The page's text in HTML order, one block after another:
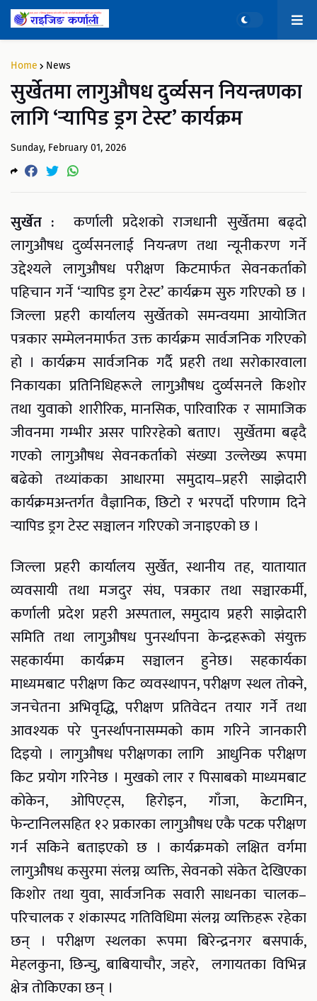
Home News
सुर्खेतमा लागुऔषध दुर्व्यसन नियन्त्रणका
लागि ‘र्‍यापिड ड्रग टेस्ट’ कार्यक्रम
Sunday, February 01, 2026
सुर्खेत : कर्णाली प्रदेशको राजधानी सुर्खेतमा बढ्दो
लागुऔषध दुर्व्यसनलाई नियन्त्रण तथा न्यूनीकरण गर्ने
उद्देश्यले लागुऔषध परीक्षण किटमार्फत सेवनकर्ताको
पहिचान गर्ने ‘र्‍यापिड ड्रग टेस्ट’ कार्यक्रम सुरु गरिएको छ ।
जिल्ला प्रहरी कार्यालय सुर्खेतको समन्वयमा आयोजित
पत्रकार सम्मेलनमार्फत उक्त कार्यक्रम सार्वजनिक गरिएको
हो । कार्यक्रम सार्वजनिक गर्दै प्रहरी तथा सरोकारवाला
निकायका प्रतिनिधिहरूले लागुऔषध दुर्व्यसनले किशोर
तथा युवाको शारीरिक, मानसिक, पारिवारिक र सामाजिक
जीवनमा गम्भीर असर पारिरहेको बताए। सुर्खेतमा बढ्दै
गएको लागुऔषध सेवनकर्ताको संख्या उल्लेख्य रूपमा
बढेको तथ्यांकका आधारमा समुदाय–प्रहरी साझेदारी
कार्यक्रमअन्तर्गत वैज्ञानिक, छिटो र भरपर्दो परिणाम दिने
र्‍यापिड ड्रग टेस्ट सञ्चालन गरिएको जनाइएको छ ।
जिल्ला प्रहरी कार्यालय सुर्खेत, स्थानीय तह, यातायात
व्यवसायी तथा मजदुर संघ, पत्रकार तथा सञ्चारकर्मी,
कर्णाली प्रदेश प्रहरी अस्पताल, समुदाय प्रहरी साझेदारी
समिति तथा लागुऔषध पुनर्स्थापना केन्द्रहरूको संयुक्त
सहकार्यमा कार्यक्रम सञ्चालन हुनेछ। सहकार्यका
माध्यमबाट परीक्षण किट व्यवस्थापन, परीक्षण स्थल तोक्ने,
जनचेतना अभिवृद्धि, परीक्षण प्रतिवेदन तयार गर्ने तथा
आवश्यक परे पुनर्स्थापनासम्मको काम गरिने जानकारी
दिइयो । लागुऔषध परीक्षणका लागि आधुनिक परीक्षण
किट प्रयोग गरिनेछ । मुखको लार र पिसाबको माध्यमबाट
कोकेन, ओपिएट्स, हिरोइन, गाँजा, केटामिन,
फेन्टानिलसहित १२ प्रकारका लागुऔषध एकै पटक परीक्षण
गर्न सकिने बताइएको छ । कार्यक्रमको लक्षित वर्गमा
लागुऔषध कसुरमा संलग्न व्यक्ति, सेवनको संकेत देखिएका
किशोर तथा युवा, सार्वजनिक सवारी साधनका चालक–
परिचालक र शंकास्पद गतिविधिमा संलग्न व्यक्तिहरू रहेका
छन् । परीक्षण स्थलका रूपमा बिरेन्द्रनगर बसपार्क,
मेहलकुना, छिन्चु, बाबियाचौर, जहरे, लगायतका विभिन्न
क्षेत्र तोकिएका छन् ।